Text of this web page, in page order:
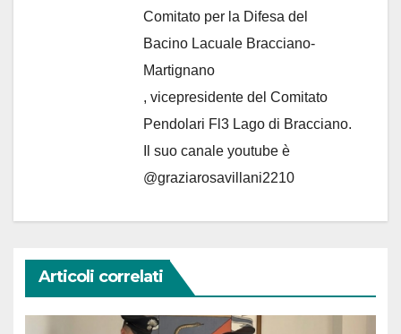
Comitato per la Difesa del
Bacino Lacuale Bracciano-
Martignano
, vicepresidente del Comitato
Pendolari Fl3 Lago di Bracciano.
Il suo canale youtube è
@graziarosavillani2210
Articoli correlati